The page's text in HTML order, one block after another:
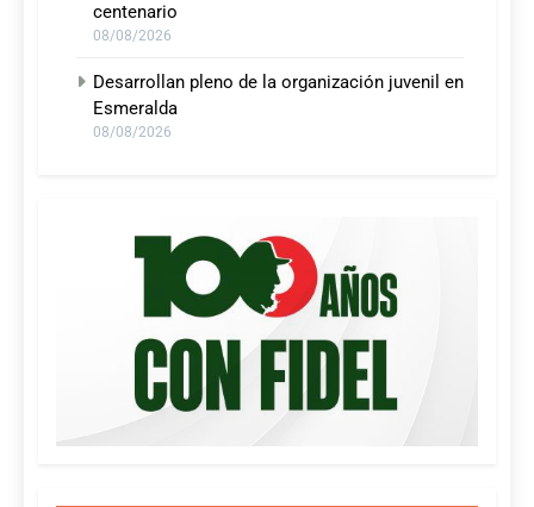
centenario
08/08/2026
Desarrollan pleno de la organización juvenil en
Esmeralda
08/08/2026